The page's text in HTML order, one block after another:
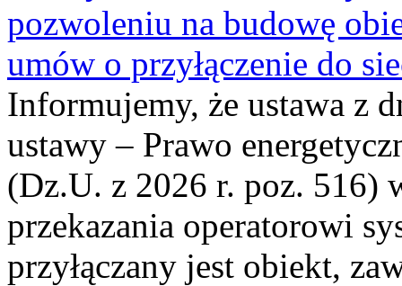
pozwoleniu na budowę
umów o przyłączenie do
Informujemy, że ustawa z
ustawy – Prawo
(Dz.U. z 2026 r. poz. 516)
przekazania operatorowi
przyłączany jest obiekt,